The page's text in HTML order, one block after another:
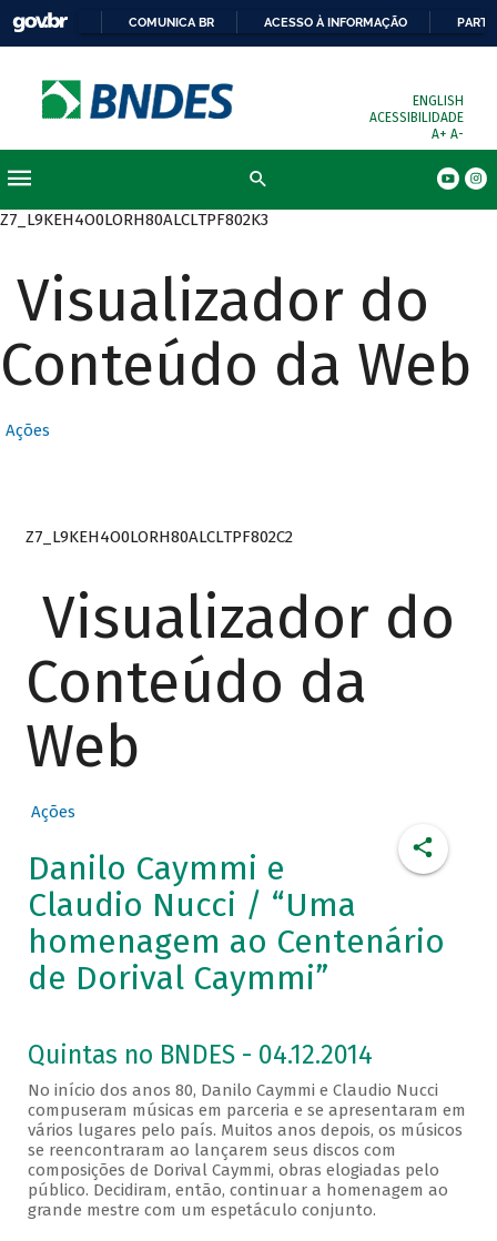
COMUNICA BR ACESSO À INFORMAÇÃO
ENGLISH
ACESSIBILIDADE
A+ A-
Z7_L9KEH4O0LORH80ALCLTPF802K3
Visualizador do
Conteúdo da Web
Ações
Z7_L9KEH4O0LORH80ALCLTPF802C2
Visualizador do
Conteúdo da
Web
Ações
Danilo Caymmi e
Claudio Nucci / “Uma
homenagem ao Centenário
de Dorival Caymmi”
Quintas no BNDES - 04.12.2014
No início dos anos 80, Danilo Caymmi e Claudio Nucci
compuseram músicas em parceria e se apresentaram em
vários lugares pelo país. Muitos anos depois, os músicos
se reencontraram ao lançarem seus discos com
composições de Dorival Caymmi, obras elogiadas pelo
público. Decidiram, então, continuar a homenagem ao
grande mestre com um espetáculo conjunto.